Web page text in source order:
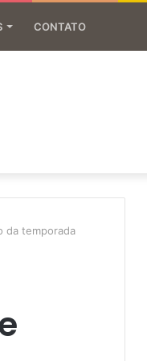
CONTATO
da temporada